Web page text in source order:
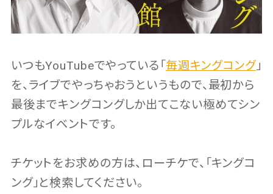
いつもYouTubeでやっている「 毎週キングコング」
を、ライブでやっちゃおうというもので、最初から
最後までキングコングしか出てこない極めてシン
プルなイベントです。
チケットをお求めの方は、ローチケで、「キングコ
ング」と検索してください。